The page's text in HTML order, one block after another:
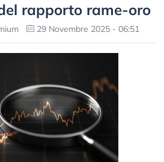
rapporto rame-oro
29 Novembre 2025 - 06:51